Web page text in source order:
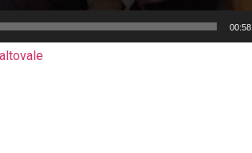
00:58